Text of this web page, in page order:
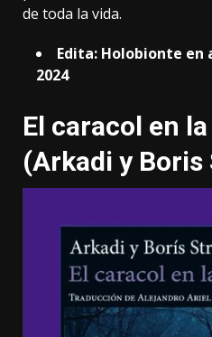
de toda la vida.
Edita: Holobionte en
2024
El caracol en
(Arkadi y